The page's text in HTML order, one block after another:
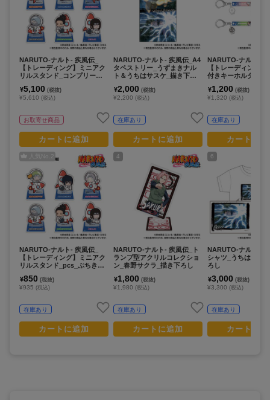
NARUTO-ナルト- 疾風伝_
【トレーディング】ミニアク
リルスタンド_コンプリート
¥5,100 (税抜)
¥5,610 (税込)
お取寄せ商品
カートに追加
人気No. 2
NARUTO-ナルト- 疾風伝_
【トレーディング】ミニアク
リルスタンド_pcs_ぷちきゅ
¥850 (税抜)
¥935 (税込)
在庫あり
カートに追加
NARUTO-ナルト- 疾風伝_A4
タペストリー_うずまきナル
ト＆うちはサスケ_描き下ろ
¥2,000 (税抜)
¥2,200 (税込)
在庫あり
カートに追加
4
NARUTO-ナルト- 疾風伝_ト
ランプ型アクリルコレクショ
ン_春野サクラ_描き下ろし
¥1,800 (税抜)
¥1,980 (税込)
在庫あり
カートに追加
NARUTO-ナルト-
【トレーディング】
付きキーホルダー
¥1,200 (税抜)
¥1,320 (税込)
在庫あり
カートに
6
NARUTO-ナルト-
シャツ_うちはサス
ろし
¥3,000 (税抜)
¥3,300 (税込)
在庫あり
カートに